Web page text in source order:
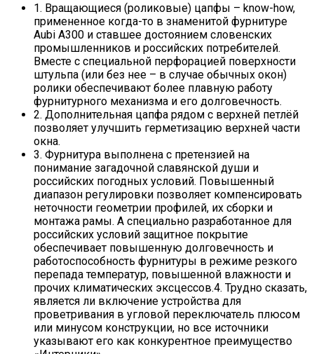
1. Вращающиеся (роликовые) цапфы – know-how,
примененное когда-то в знаменитой фурнитуре
Aubi A300 и ставшее достоянием словенских
промышленников и российских потребителей.
Вместе с специальной перфорацией поверхности
штульпа (или без нее – в случае обычных окон)
ролики обеспечивают более плавную работу
фурнитурного механизма и его долговечность.
2. Дополнительная цапфа рядом с верхней петлёй
позволяет улучшить герметизацию верхней части
окна.
3. Фурнитура выполнена с претензией на
понимание загадочной славянской души и
российских погодных условий. Повышенный
диапазон регулировки позволяет компенсировать
неточности геометрии профилей, их сборки и
монтажа рамы. А специально разработанное для
российских условий защитное покрытие
обеспечивает повышенную долговечность и
работоспособность фурнитуры в режиме резкого
перепада температур, повышенной влажности и
прочих климатических эксцессов.4. Трудно сказать,
является ли включение устройства для
проветривания в угловой переключатель плюсом
или минусом конструкции, но все источники
указывают его как конкурентное преимущество